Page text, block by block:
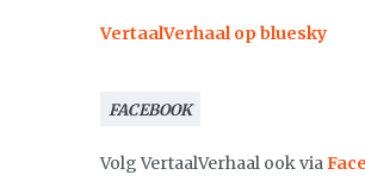
VertaalVerhaal op bluesky
FACEBOOK
Volg VertaalVerhaal ook via